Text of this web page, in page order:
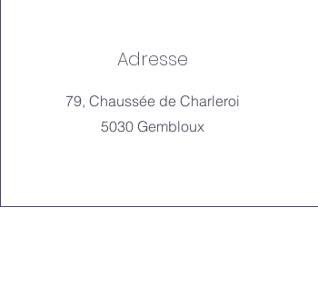
Adresse
79, Chaussée de Charleroi
5030 Gembloux